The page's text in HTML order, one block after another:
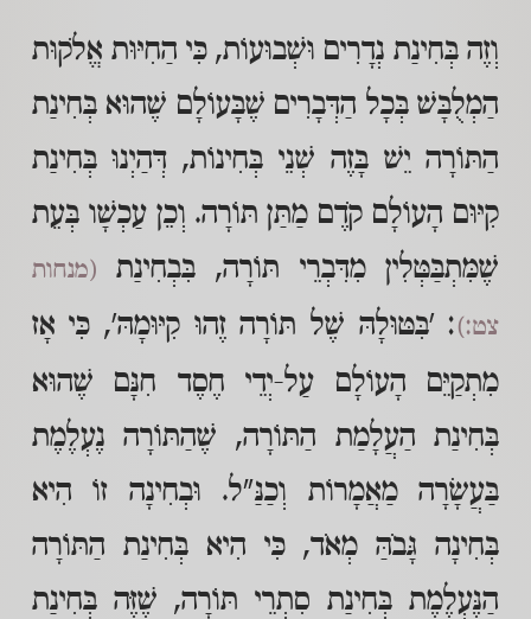
וְזֶה בְּחִינַת נְדָרִים וּשְׁבוּעוֹת, כִּי הַחִיּוּת אֱלֹקוּת
הַמְלֻבָּשׁ בְּכָל הַדְּבָרִים שֶׁבָּעוֹלָם שֶׁהוּא בְּחִינַת
הַתּוֹרָה יֵשׁ בָּזֶה שְׁנֵי בְּחִינוֹת, דְּהַיְנוּ בְּחִינַת
קִיּוּם הָעוֹלָם קֹדֶם מַתַּן תּוֹרָה. וְכֵן עַכְשָׁו בְּעֵת
שֶׁמִּתְבַּטְּלִין מִדִּבְרֵי תּוֹרָה, בִּבְחִינַת
(מנחות
צט:): 'בִּטּוּלָהּ שֶׁל תּוֹרָה זֶהוּ קִיּוּמָהּ', כִּי אָז
מִתְקַיֵּם הָעוֹלָם עַל-יְדֵי חֶסֶד חִנָּם שֶׁהוּא
בְּחִינַת הַעֲלָמַת הַתּוֹרָה, שֶׁהַתּוֹרָה נֶעְלֶמֶת
בַּעֲשָׂרָה מַאֲמָרוֹת וְכַנַּ"ל. וּבְחִינָה זוֹ הִיא
בְּחִינָה גָּבֹהַּ מְאֹד, כִּי הִיא בְּחִינַת הַתּוֹרָה
הַנֶּעְלֶמֶת בְּחִינַת סִתְרֵי תּוֹרָה, שֶׁזֶּה בְּחִינַת